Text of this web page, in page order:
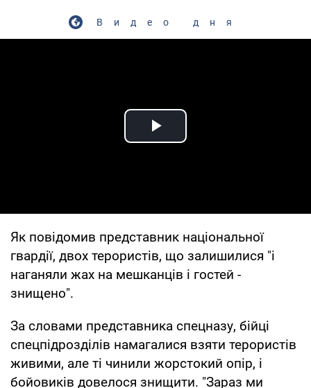
Видео дня
Play Video
Як повідомив представник національної
гвардії, двох терористів, що залишилися "і
наганяли жах на мешканців і гостей -
знищено".
За словами представника спецназу, бійці
спецпідрозділів намагалися взяти терористів
живими, але ті чинили жорстокий опір, і
бойовиків довелося знищити. "Зараз ми